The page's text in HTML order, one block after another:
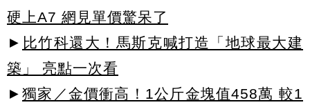
硬上A7 網見單價驚呆了
► 比竹科還大！馬斯克喊打造「地球最大建
築」 亮點一次看
► 獨家／金價衝高！1公斤金塊值458萬 較1